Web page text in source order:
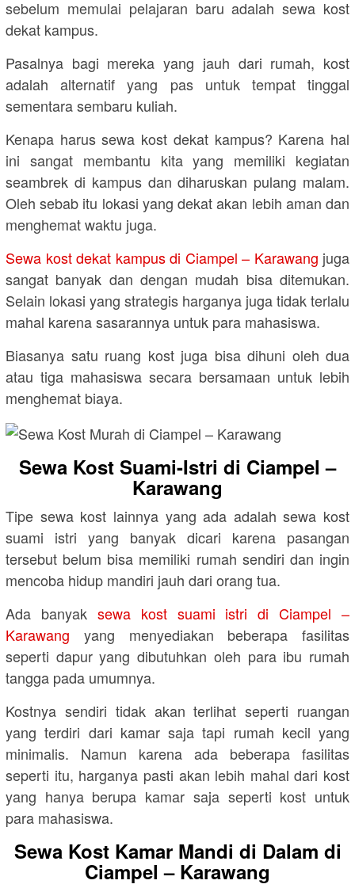
sebelum memulai pelajaran baru adalah sewa kost
dekat kampus.
Pasalnya bagi mereka yang jauh dari rumah, kost
adalah alternatif yang pas untuk tempat tinggal
sementara sembaru kuliah.
Kenapa harus sewa kost dekat kampus? Karena hal
ini sangat membantu kita yang memiliki kegiatan
seambrek di kampus dan diharuskan pulang malam.
Oleh sebab itu lokasi yang dekat akan lebih aman dan
menghemat waktu juga.
Sewa kost dekat kampus di Ciampel – Karawang juga
sangat banyak dan dengan mudah bisa ditemukan.
Selain lokasi yang strategis harganya juga tidak terlalu
mahal karena sasarannya untuk para mahasiswa.
Biasanya satu ruang kost juga bisa dihuni oleh dua
atau tiga mahasiswa secara bersamaan untuk lebih
menghemat biaya.
Sewa Kost Suami-Istri di Ciampel –
Karawang
Tipe sewa kost lainnya yang ada adalah sewa kost
suami istri yang banyak dicari karena pasangan
tersebut belum bisa memiliki rumah sendiri dan ingin
mencoba hidup mandiri jauh dari orang tua.
Ada banyak sewa kost suami istri di Ciampel –
Karawang yang menyediakan beberapa fasilitas
seperti dapur yang dibutuhkan oleh para ibu rumah
tangga pada umumnya.
Kostnya sendiri tidak akan terlihat seperti ruangan
yang terdiri dari kamar saja tapi rumah kecil yang
minimalis. Namun karena ada beberapa fasilitas
seperti itu, harganya pasti akan lebih mahal dari kost
yang hanya berupa kamar saja seperti kost untuk
para mahasiswa.
Sewa Kost Kamar Mandi di Dalam di
Ciampel – Karawang